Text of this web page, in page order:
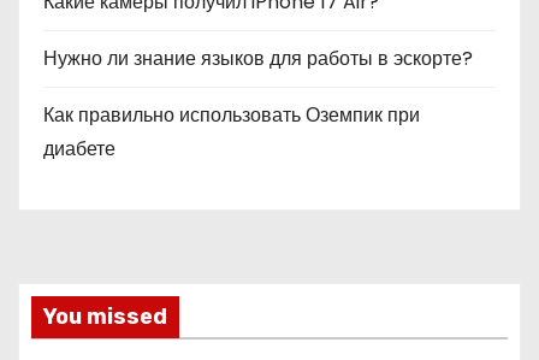
Нужно ли знание языков для работы в эскорте?
Как правильно использовать Оземпик при
диабете
You missed